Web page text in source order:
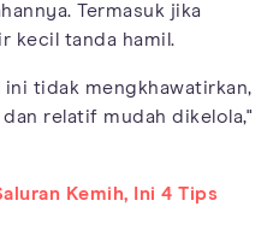
Termasuk jika
kecil tanda hamil.
ini tidak mengkhawatirkan,
relatif mudah dikelola,"
Kemih, Ini 4 Tips